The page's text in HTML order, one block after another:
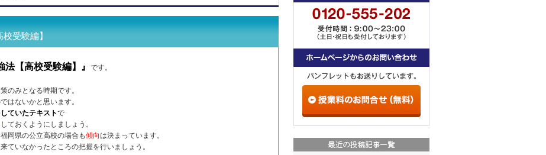
受験編】
法【高校受験編】』 です。
のみとなる時期です。
はないかと思います。
ていたテキストで
しておくようにしましょう。
岡県の公立高校の場合も傾向は決まっています。
ていなかったところの把握を行いましょう。